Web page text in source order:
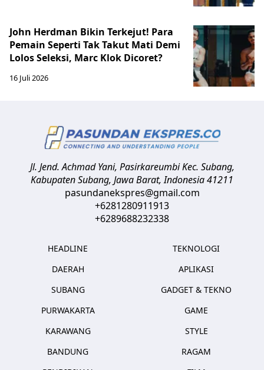
John Herdman Bikin Terkejut! Para
Pemain Seperti Tak Takut Mati Demi
Lolos Seleksi, Marc Klok Dicoret?
16 Juli 2026
Jl. Jend. Achmad Yani, Pasirkareumbi Kec. Subang,
Kabupaten Subang, Jawa Barat,Indonesia41211
pasundanekspres@gmail.com
+6281280911913
+6289688232338
HEADLINE
DAERAH
SUBANG
PURWAKARTA
KARAWANG
BANDUNG
TEKNOLOGI
APLIKASI
GADGET & TEKNO
GAME
STYLE
RAGAM